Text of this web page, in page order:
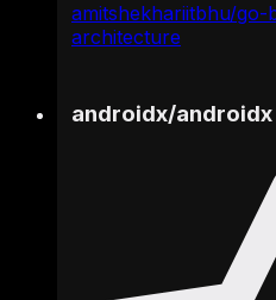
amitshekhariitbhu/go-
architecture
androidx/androidx